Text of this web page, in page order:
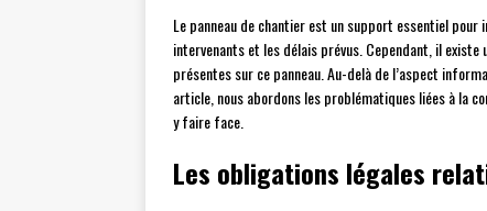
Le panneau de chantier est un support essentiel
intervenants et les délais prévus. Cependant, il
présentes sur ce panneau. Au-delà de l’aspect
article, nous abordons les problématiques liées à la
y faire face.
Les obligations légales